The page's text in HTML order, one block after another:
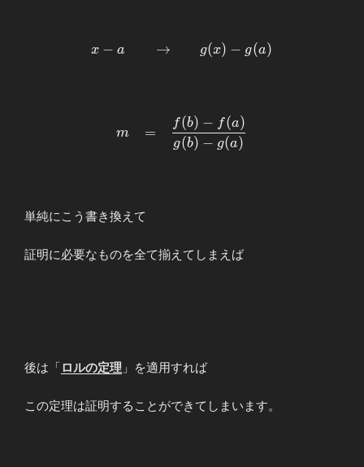
\begin{array}
a&&→&&g(x)-
g(a)
x − a → g(x) − g(a)
\begin{array}{llllll}
\displaystyle
m =
g(b) − g(a)
f(b) − f(a)
単純にこう書き換えて
証明に必要なものを全て揃えてしまえば
後は「 ロルの定理 」を適用すれば
この定理は証明することができてしまいます。